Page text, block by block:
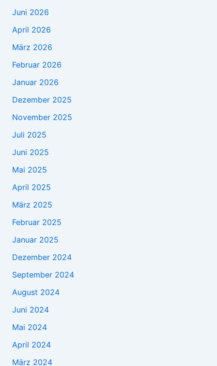
Juni 2026
April 2026
März 2026
Februar 2026
Januar 2026
Dezember 2025
November 2025
Juli 2025
Juni 2025
Mai 2025
April 2025
März 2025
Februar 2025
Januar 2025
Dezember 2024
September 2024
August 2024
Juni 2024
Mai 2024
April 2024
März 2024